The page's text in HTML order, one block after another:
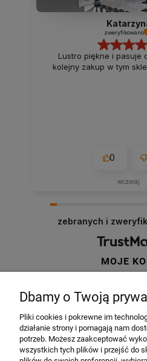
zweryfikowano
Lustro piękne i pasuje
kolejny zakup w tym
0
wczoraj
zebranych i
MOJE
O
Dbamy o Twoją
Pliki cookies i pokrewne im
działanie strony i pomagają nam
potrzeb. Możesz zaakceptować
wszystkich tych plików i przejść do